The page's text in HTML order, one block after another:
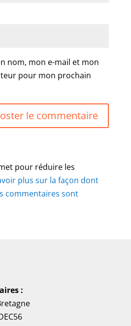
nom, mon e-mail et mon
pour mon prochain
pour réduire les
plus sur la façon dont
commentaires sont
: